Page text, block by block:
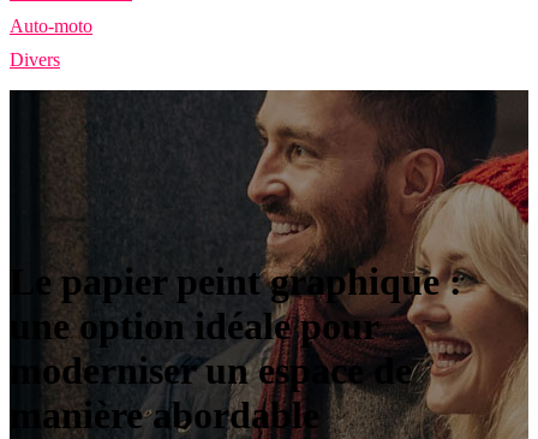
Auto-moto
Divers
Le papier peint graphique :
une option idéale pour
moderniser un espace de
manière abordable